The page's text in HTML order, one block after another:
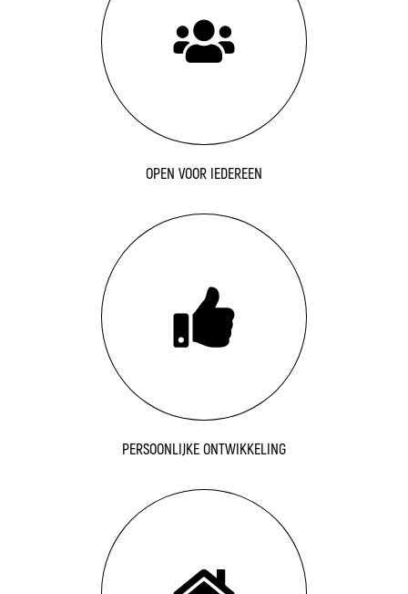
OPEN VOOR IEDEREEN
PERSOONLIJKE ONTWIKKELING